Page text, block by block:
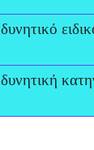
δυνητικό
δυνητική